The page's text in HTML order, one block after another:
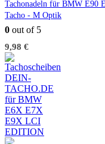
Tachonadeln für BMW E90
Tacho - M Optik
0 out of 5
9,98 €